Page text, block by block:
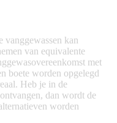
vanggewassen kan
van equivalente
met
boete worden opgelegd
Heb je in de
dan wordt de
worden